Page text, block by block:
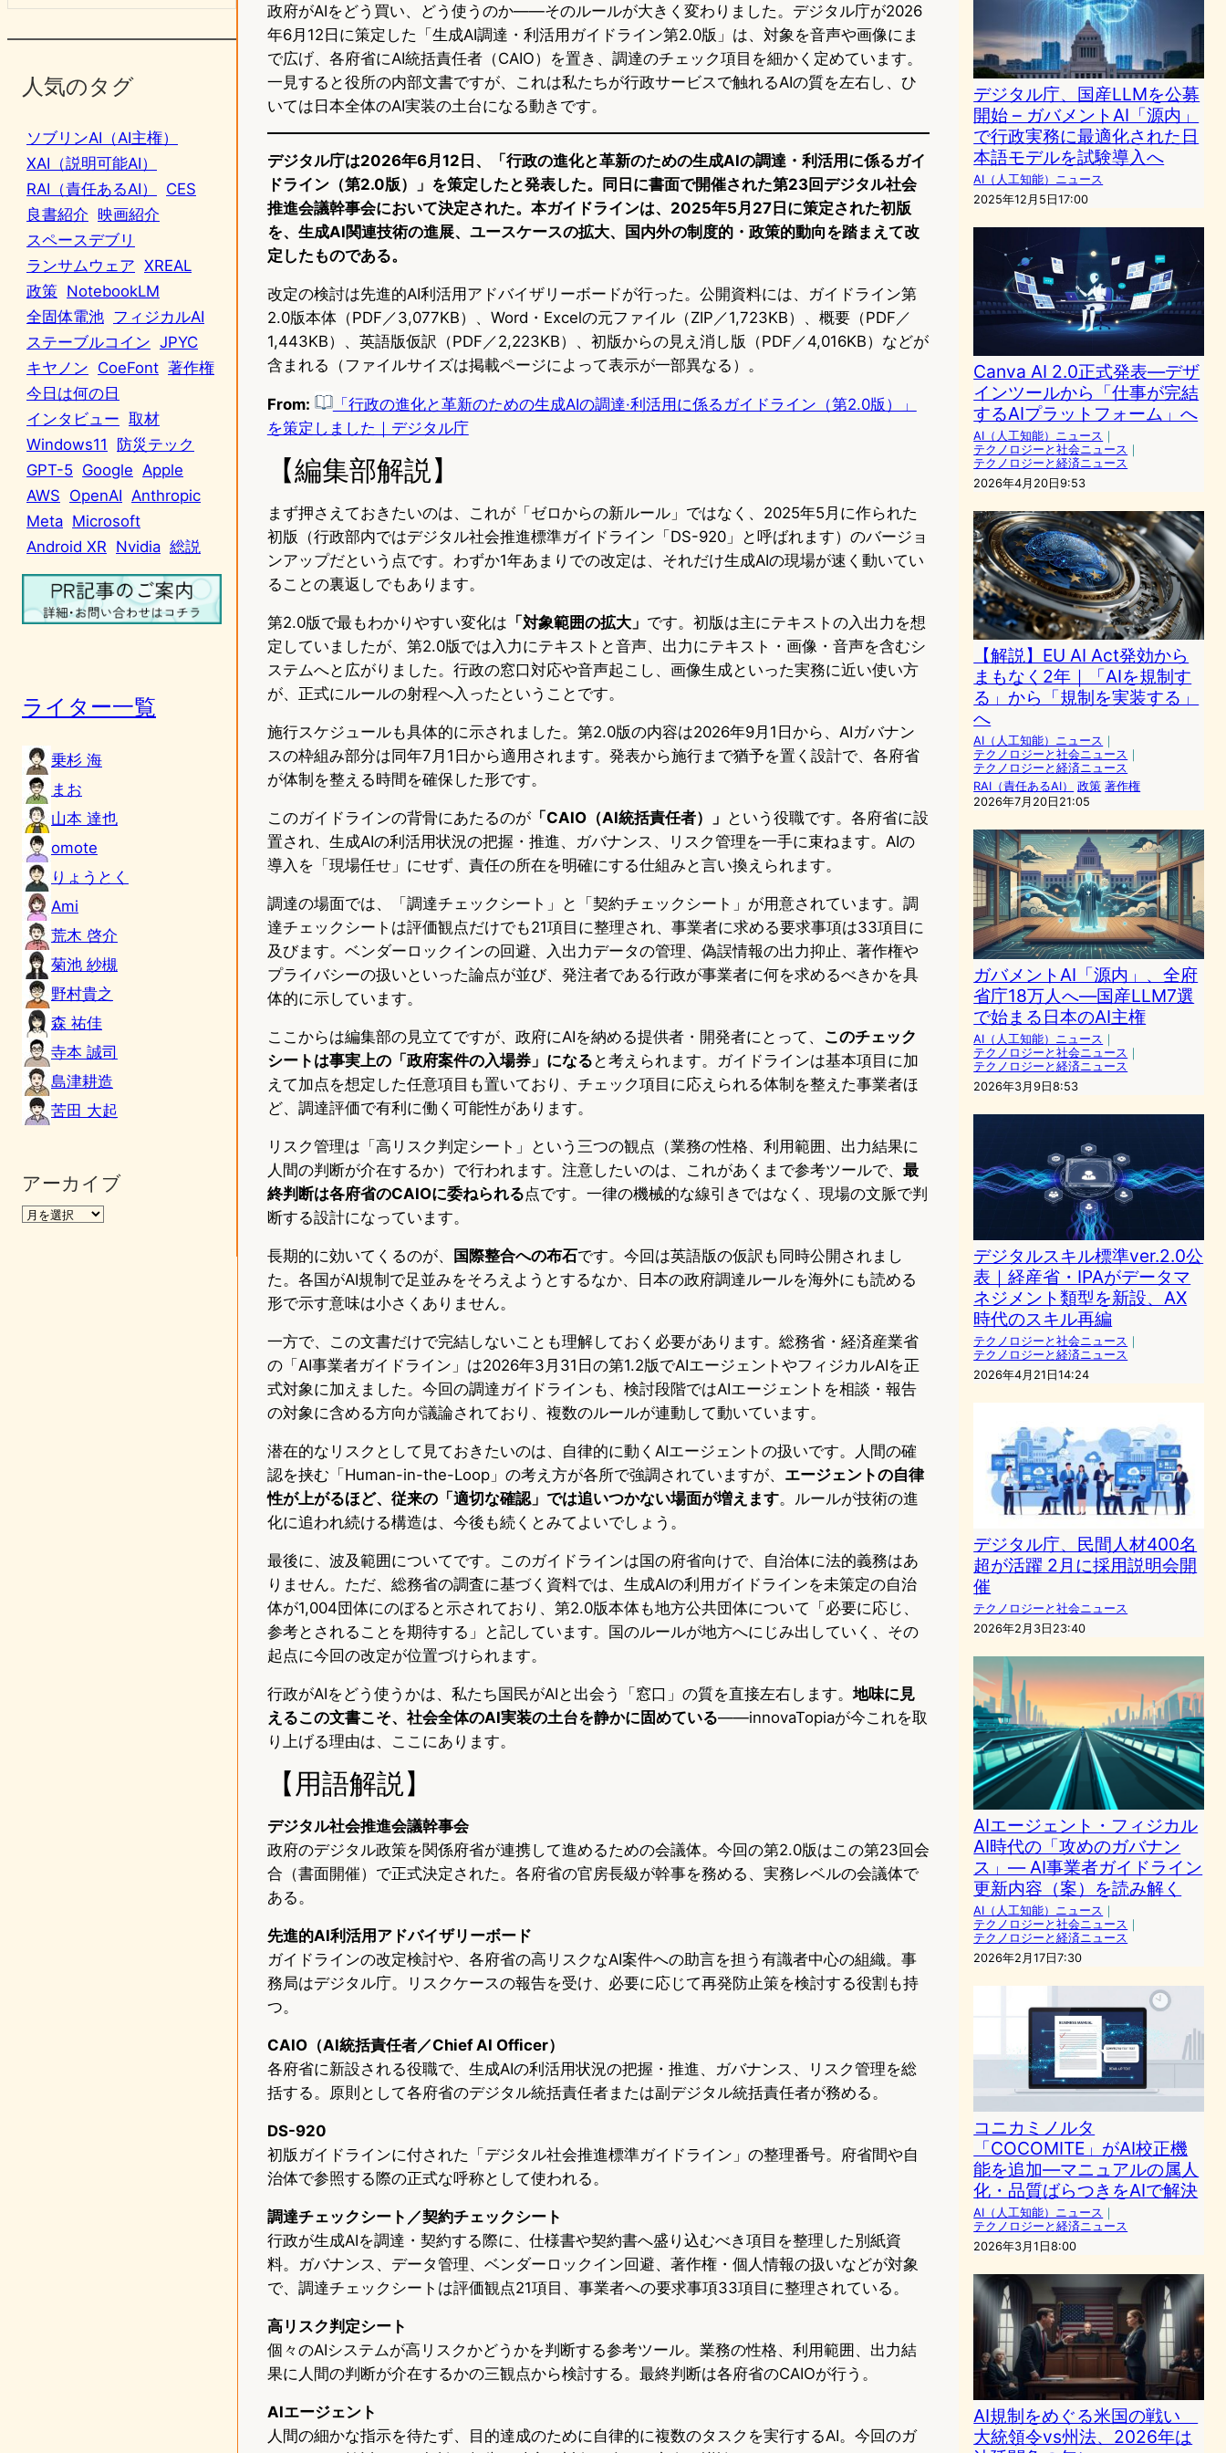
人気のタグ
ソブリンAI（AI主権）
XAI（説明可能AI）
RAI（責任あるAI）
CES
良書紹介 映画紹介
スペースデブリ
ランサムウェア XREAL
政策 NotebookLM
全固体電池 フィジカルAI
ステーブルコイン JPYC
キヤノン CoeFont 著作権
今日は何の日
インタビュー 取材
Windows11
防災テック
GPT-5 Google Apple
AWS OpenAI Anthropic
Meta Microsoft
Android XR Nvidia 総説
ライター一覧
乗杉 海
まお
山本 達也
omote
りょうとく
Ami
荒木 啓介
菊池 紗槻
野村貴之
森 祐佳
寺本 誠司
島津耕造
苦田 大起
アーカイブ
政府がAIをどう買い、どう使うのか――そのルールが大きく変わりました。デジタル庁が2026
年6月12日に策定した「生成AI調達・利活用ガイドライン第2.0版」は、対象を音声や画像にま
で広げ、各府省にAI統括責任者（CAIO）を置き、調達のチェック項目を細かく定めています。
一見すると役所の内部文書ですが、これは私たちが行政サービスで触れるAIの質を左右し、ひ
いては日本全体のAI実装の土台になる動きです。
デジタル庁は2026年6月12日、「行政の進化と革新のための生成AIの調達・利活用に係るガイ
ドライン（第2.0版）」を策定したと発表した。同日に書面で開催された第23回デジタル社会
推進会議幹事会において決定された。本ガイドラインは、2025年5月27日に策定された初版
を、生成AI関連技術の進展、ユースケースの拡大、国内外の制度的・政策的動向を踏まえて改
定したものである。
改定の検討は先進的AI利活用アドバイザリーボードが行った。公開資料には、ガイドライン第
2.0版本体（PDF／3,077KB）、Word・Excelの元ファイル（ZIP／1,723KB）、概要（PDF／
1,443KB）、英語版仮訳（PDF／2,223KB）、初版からの見え消し版（PDF／4,016KB）などが
含まれる（ファイルサイズは掲載ページによって表示が一部異なる）。
From:
「行政の進化と革新のための生成AIの調達·利活用に係るガイドライン（第2.0版）」
を策定しました｜デジタル庁
【編集部解説】
まず押さえておきたいのは、これが「ゼロからの新ルール」ではなく、2025年5月に作られた
初版（行政部内ではデジタル社会推進標準ガイドライン「DS-920」と呼ばれます）のバージョ
ンアップだという点です。わずか1年あまりでの改定は、それだけ生成AIの現場が速く動いてい
ることの裏返しでもあります。
第2.0版で最もわかりやすい変化は 「対象範囲の拡大」 です。初版は主にテキストの入出力を想
定していましたが、第2.0版では入力にテキストと音声、出力にテキスト・画像・音声を含むシ
ステムへと広がりました。行政の窓口対応や音声起こし、画像生成といった実務に近い使い方
が、正式にルールの射程へ入ったということです。
施行スケジュールも具体的に示されました。第2.0版の内容は2026年9月1日から、AIガバナン
スの枠組み部分は同年7月1日から適用されます。発表から施行まで猶予を置く設計で、各府省
が体制を整える時間を確保した形です。
このガイドラインの背骨にあたるのが「CAIO（AI統括責任者）」 という役職です。各府省に設
置され、生成AIの利活用状況の把握・推進、ガバナンス、リスク管理を一手に束ねます。AIの
導入を「現場任せ」にせず、責任の所在を明確にする仕組みと言い換えられます。
調達の場面では、「調達チェックシート」と「契約チェックシート」が用意されています。調
達チェックシートは評価観点だけでも21項目に整理され、事業者に求める要求事項は33項目に
及びます。ベンダーロックインの回避、入出力データの管理、偽誤情報の出力抑止、著作権や
プライバシーの扱いといった論点が並び、発注者である行政が事業者に何を求めるべきかを具
体的に示しています。
ここからは編集部の見立てですが、政府にAIを納める提供者・開発者にとって、
このチェック
シートは事実上の「政府案件の入場券」になる と考えられます。ガイドラインは基本項目に加
えて加点を想定した任意項目も置いており、チェック項目に応えられる体制を整えた事業者ほ
ど、調達評価で有利に働く可能性があります。
リスク管理は「高リスク判定シート」という三つの観点（業務の性格、利用範囲、出力結果に
人間の判断が介在するか）で行われます。注意したいのは、これがあくまで参考ツールで、 最
終判断は各府省のCAIOに委ねられる点です。一律の機械的な線引きではなく、現場の文脈で判
断する設計になっています。
長期的に効いてくるのが、 国際整合への布石です。今回は英語版の仮訳も同時公開されまし
た。各国がAI規制で足並みをそろえようとするなか、日本の政府調達ルールを海外にも読める
形で示す意味は小さくありません。
一方で、この文書だけで完結しないことも理解しておく必要があります。総務省・経済産業省
の「AI事業者ガイドライン」は2026年3月31日の第1.2版でAIエージェントやフィジカルAIを正
式対象に加えました。今回の調達ガイドラインも、検討段階ではAIエージェントを相談・報告
の対象に含める方向が議論されており、複数のルールが連動して動いています。
潜在的なリスクとして見ておきたいのは、自律的に動くAIエージェントの扱いです。人間の確
認を挟む「Human-in-the-Loop」の考え方が各所で強調されていますが、 エージェントの自律
性が上がるほど、従来の「適切な確認」では追いつかない場面が増えます。ルールが技術の進
化に追われ続ける構造は、今後も続くとみてよいでしょう。
最後に、波及範囲についてです。このガイドラインは国の府省向けで、自治体に法的義務はあ
りません。ただ、総務省の調査に基づく資料では、生成AIの利用ガイドラインを未策定の自治
体が1,004団体にのぼると示されており、第2.0版本体も地方公共団体について「必要に応じ、
参考とされることを期待する」と記しています。国のルールが地方へにじみ出していく、その
起点に今回の改定が位置づけられます。
行政がAIをどう使うかは、私たち国民がAIと出会う「窓口」の質を直接左右します。 地味に見
えるこの文書こそ、社会全体のAI実装の土台を静かに固めている——innovaTopiaが今これを取
り上げる理由は、ここにあります。
【用語解説】
デジタル社会推進会議幹事会
政府のデジタル政策を関係府省が連携して進めるための会議体。今回の第2.0版はこの第23回会
合（書面開催）で正式決定された。各府省の官房長級が幹事を務める、実務レベルの会議体で
ある。
先進的AI利活用アドバイザリーボード
ガイドラインの改定検討や、各府省の高リスクなAI案件への助言を担う有識者中心の組織。事
務局はデジタル庁。リスクケースの報告を受け、必要に応じて再発防止策を検討する役割も持
つ。
CAIO（AI統括責任者／Chief AI Officer）
各府省に新設される役職で、生成AIの利活用状況の把握・推進、ガバナンス、リスク管理を総
括する。原則として各府省のデジタル統括責任者または副デジタル統括責任者が務める。
DS-920
初版ガイドラインに付された「デジタル社会推進標準ガイドライン」の整理番号。府省間や自
治体で参照する際の正式な呼称として使われる。
調達チェックシート／契約チェックシート
行政が生成AIを調達・契約する際に、仕様書や契約書へ盛り込むべき項目を整理した別紙資
料。ガバナンス、データ管理、ベンダーロックイン回避、著作権・個人情報の扱いなどが対象
で、調達チェックシートは評価観点21項目、事業者への要求事項33項目に整理されている。
高リスク判定シート
個々のAIシステムが高リスクかどうかを判断する参考ツール。業務の性格、利用範囲、出力結
果に人間の判断が介在するかの三観点から検討する。最終判断は各府省のCAIOが行う。
AIエージェント
人間の細かな指示を待たず、目的達成のために自律的に複数のタスクを実行するAI。今回のガ
デジタル庁、国産LLMを公募
開始 – ガバメントAI「源内」
で行政実務に最適化された日
本語モデルを試験導入へ
AI（人工知能）ニュース
2025年12月5日17:00
Canva AI 2.0正式発表—デザ
インツールから「仕事が完結
するAIプラットフォーム」へ
AI（人工知能）ニュース ｜
テクノロジーと社会ニュース ｜
テクノロジーと経済ニュース
2026年4月20日9:53
【解説】EU AI Act発効から
まもなく2年｜「AIを規制す
る」から「規制を実装する」
へ
AI（人工知能）ニュース ｜
テクノロジーと社会ニュース ｜
テクノロジーと経済ニュース
RAI（責任あるAI）
政策 著作権
2026年7月20日21:05
ガバメントAI「源内」、全府
省庁18万人へ—国産LLM7選
で始まる日本のAI主権
AI（人工知能）ニュース ｜
テクノロジーと社会ニュース ｜
テクノロジーと経済ニュース
2026年3月9日8:53
デジタルスキル標準ver.2.0公
表｜経産省・IPAがデータマ
ネジメント類型を新設、AX
時代のスキル再編
テクノロジーと社会ニュース ｜
テクノロジーと経済ニュース
2026年4月21日14:24
デジタル庁、民間人材400名
超が活躍 2月に採用説明会開
催
テクノロジーと社会ニュース
2026年2月3日23:40
AIエージェント・フィジカル
AI時代の「攻めのガバナン
ス」― AI事業者ガイドライン
更新内容（案）を読み解く
AI（人工知能）ニュース ｜
テクノロジーと社会ニュース ｜
テクノロジーと経済ニュース
2026年2月17日7:30
コニカミノルタ
「COCOMITE」がAI校正機
能を追加—マニュアルの属人
化・品質ばらつきをAIで解決
AI（人工知能）ニュース ｜
テクノロジーと経済ニュース
2026年3月1日8:00
AI規制をめぐる米国の戦い
大統領令vs州法、2026年は